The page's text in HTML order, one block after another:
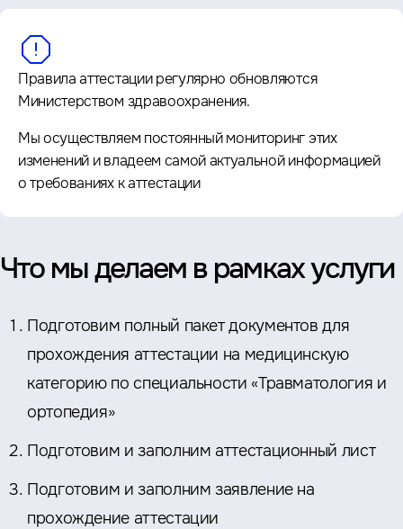
Правила аттестации регулярно обновляются
Министерством здравоохранения.
Мы осуществляем постоянный мониторинг этих
изменений и владеем самой актуальной информацией
о требованиях к аттестации
Что мы делаем в рамках услуги
Подготовим полный пакет документов для
прохождения аттестации на медицинскую
категорию по специальности «Травматология и
ортопедия»
Подготовим и заполним аттестационный лист
Подготовим и заполним заявление на
прохождение аттестации